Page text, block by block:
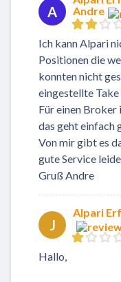
A
Andre
Ich kann Alpari
Positionen die
konnten nicht
eingestellte
Für einen Broker
das geht einfach
Von mir gibt es
gute Service
Gruß Andre
J
Alpari
Hallo,